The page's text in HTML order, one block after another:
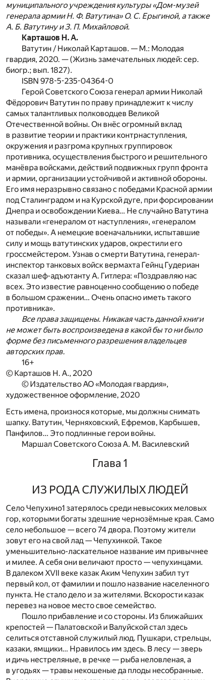
муниципального учреждения культуры «Дом-музей
генерала армии Н. Ф. Ватутина» О. С. Ерыгиной, а также
А. Б. Ватутину и З. П. Михайловой.
Карташов Н. А.
Ватутин / Николай Карташов. — М.: Молодая
гвардия, 2020. — (Жизнь замечательных людей: сер.
биогр.; вып. 1827).
ISBN 978-5-235-04364-0
Герой Советского Союза генерал армии Николай
Фёдорович Ватутин по праву принадлежит к числу
самых талантливых полководцев Великой
Отечественной войны. Он внёс огромный вклад
в развитие теории и практики контрнаступления,
окружения и разгрома крупных группировок
противника, осуществления быстрого и решительного
манёвра войсками, действий подвижных групп фронта
и армии, организации устойчивой и активной обороны.
Его имя неразрывно связано с победами Красной армии
под Сталинградом и на Курской дуге, при форсировании
Днепра и освобождении Киева… Не случайно Ватутина
называли «генералом от наступления», «генералом
от победы». А немецкие военачальники, испытавшие
силу и мощь ватутинских ударов, окрестили его
гроссмейстером. Узнав о смерти Ватутина, генерал-
инспектор танковых войск вермахта Гейнц Гудериан
сказал шеф-адъютанту А. Гитлера: «Поздравляю нас
всех. Это известие равноценно сообщению о победе
в большом сражении… Очень опасно иметь такого
противника».
Все права защищены. Никакая часть данной книги
не может быть воспроизведена в какой бы то ни было
форме без письменного разрешения владельцев
авторских прав.
16+
© Карташов Н. А., 2020
© Издательство АО «Молодая гвардия»,
художественное оформление, 2020
Есть имена, произнося которые, мы должны снимать
шапку. Ватутин, Черняховский, Ефремов, Карбышев,
Панфилов… Это подлинные герои войны.
Маршал Советского Союза А. М. Василевский
Глава 1
ИЗ РОДА СЛУЖИЛЫХ ЛЮДЕЙ
Село Чепухино1 затерялось среди невысоких меловых
гор, которыми богаты здешние чернозёмные края. Само
село небольшое — всего 74 двора. Поэтому жители
зовут его на свой лад — Чепухинкой. Такое
уменьшительно-ласкательное название им привычнее
и милее. А себя они величают просто — чепухинцами.
В далеком XVII веке казак Аким Чепухин забил тут
первый кол, от фамилии и пошло название населенного
пункта. Не стало дело и за жителями. Вскорости казак
перевез на новое место свое семейство.
Пошло прибавление и со стороны. Из ближайших
крепостей — Палатовской и Валуйской стал здесь
селиться отставной служилый люд. Пушкари, стрельцы,
казаки, ямщики… Нравилось им здесь. В лесу — зверь
и дичь нестреляные, в речке — рыба неловленая, а
в угодьях — травы некошеные да плоды несобранные.